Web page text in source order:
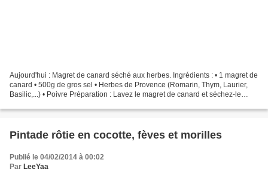
Aujourd'hui : Magret de canard séché aux herbes. Ingrédients : • 1 magret de
canard • 500g de gros sel • Herbes de Provence (Romarin, Thym, Laurier,
Basilic,...) • Poivre Préparation : Lavez le magret de canard et séchez-le
Pintade rôtie en cocotte, fèves et morilles
Publié le 04/02/2014 à 00:02
Par LeeYaa